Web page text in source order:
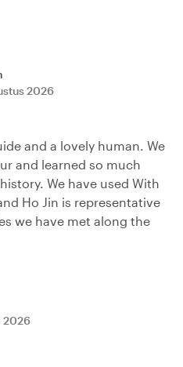
2026
and a lovely human. We
and learned so much
We have used With
Ho Jin is representative
we have met along the
2026